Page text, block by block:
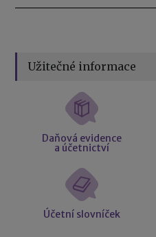
Užitečné informace
Daňová evidence
a účetnictví
Účetní slovníček